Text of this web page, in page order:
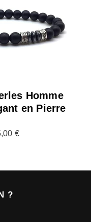
Homme
en Pierre
€
?